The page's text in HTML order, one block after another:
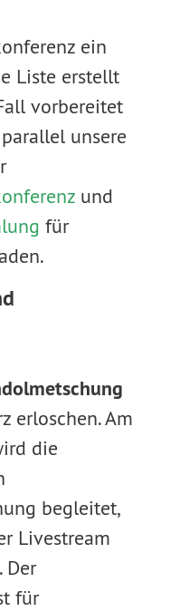
ein
Liste erstellt
vorbereitet
unsere
und
für
erloschen. Am
die
begleitet,
Livestream
für